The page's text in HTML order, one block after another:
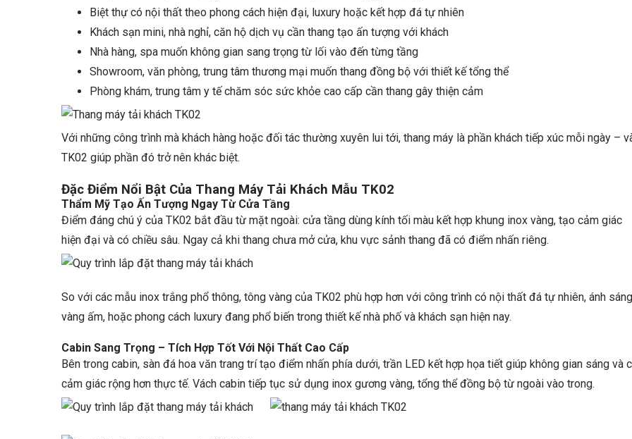
Biệt thự có nội thất theo phong cách hiện đại, luxury hoặc kết hợp đá tự nhiên
Khách sạn mini, nhà nghỉ, căn hộ dịch vụ cần thang tạo ấn tượng với khách
Nhà hàng, spa muốn không gian sang trọng từ lối vào đến từng tầng
Showroom, văn phòng, trung tâm thương mại muốn thang đồng bộ với thiết kế tổng thể
Phòng khám, trung tâm y tế chăm sóc sức khỏe cao cấp cần thang gây thiện cảm
Với những công trình mà khách hàng hoặc đối tác thường xuyên lui tới, thang máy là phần khách tiếp xúc mỗi ngày –
TK02 giúp phần đó trở nên khác biệt.
Đặc Điểm Nổi Bật Của Thang Máy Tải Khách Mẫu TK02
Thẩm Mỹ Tạo Ấn Tượng Ngay Từ Cửa Tầng
Điểm đáng chú ý của TK02 bắt đầu từ mặt ngoài: cửa tầng dùng kính tối màu kết hợp khung inox vàng, tạo cảm giác
hiện đại và có chiều sâu. Ngay cả khi thang chưa mở cửa, khu vực sảnh thang đã có điểm nhấn riêng.
So với các mẫu inox trắng phổ thông, tông vàng của TK02 phù hợp hơn với công trình có nội thất đá tự nhiên, ánh sáng
vàng ấm, hoặc phong cách luxury đang phổ biến trong thiết kế nhà phố và khách sạn hiện nay.
Cabin Sang Trọng – Tích Hợp Tốt Với Nội Thất Cao Cấp
Bên trong cabin, sàn đá hoa văn trang trí tạo điểm nhấn phía dưới, trần LED kết hợp họa tiết giúp không gian sáng và
cảm giác rộng hơn thực tế. Vách cabin tiếp tục sử dụng inox gương vàng, tổng thể đồng bộ từ ngoài vào trong.